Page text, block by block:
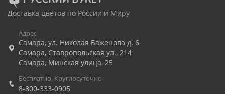
Доставка цветов по России и Миру
Адрес
Самара, ул. Николая Баженова д. 6
Самара, Ставропольская ул., 214
Самара, Минская улица, 25
Бесплатно. Круглосуточно
8-800-333-0905